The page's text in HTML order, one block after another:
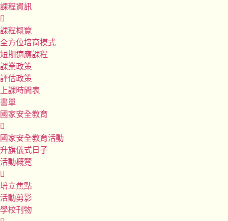
課程資訊
課程概覽
全方位培育模式
短期適應課程
課業政策
評估政策
上課時間表
書單
國家安全教育
國家安全教育活動
升旗儀式日子
活動概覽
培立焦點
活動剪影
學校刊物